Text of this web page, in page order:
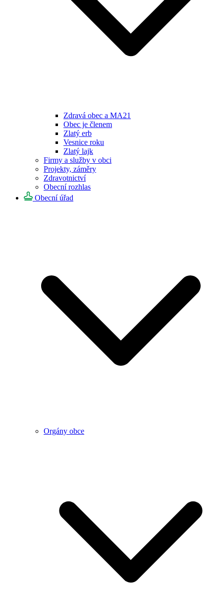
Zdravá obec a MA21
Obec je členem
Zlatý erb
Vesnice roku
Zlatý lajk
Firmy a služby v obci
Projekty, záměry
Zdravotnictví
Obecní rozhlas
Obecní úřad
Orgány obce